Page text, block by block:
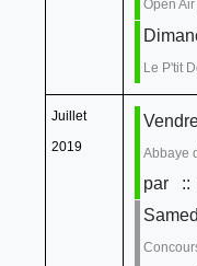
Open Air
Le P'tit
Juillet
2019
Abbaye
par
::